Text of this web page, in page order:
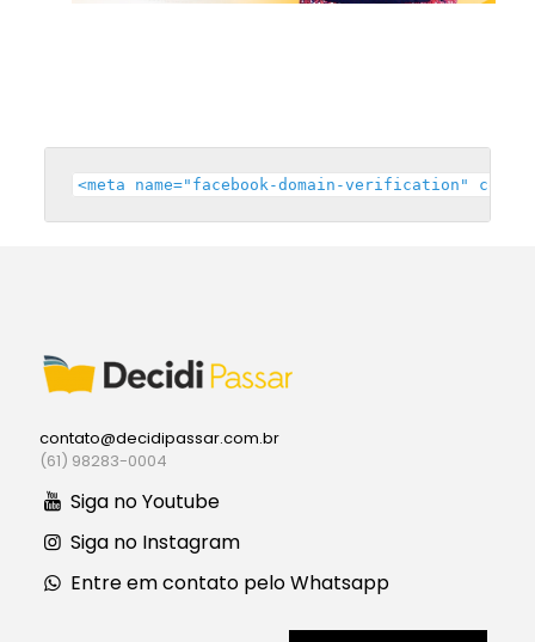
<meta name="facebook-domain-verification"
contato@decidipassar.com.br
(61) 98283-0004
Siga no Youtube
Siga no Instagram
Entre em contato pelo Whatsapp